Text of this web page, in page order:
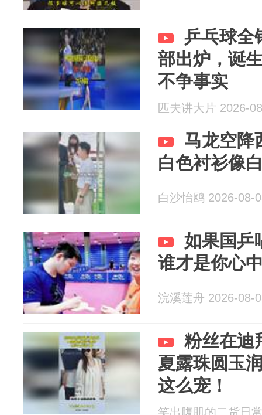
乒乓球全
部出炉，诞
不争事实
匹夫讲大片 2026-
马龙空降
白色衬衫像
白沙怡鸥 2026-08-
如果国乒
谁才是你心
浣溪莲舟 2026-08-
粉丝在迪
夏露珠圆玉
这么宠！
笑出腹肌的二货日